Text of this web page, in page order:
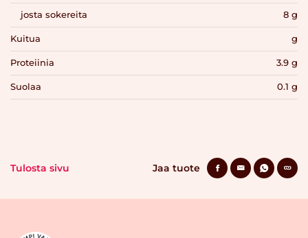
josta sokereita 8 g
Kuitua g
Proteiinia 3.9 g
Suolaa 0.1 g
Tulosta sivu Jaa tuote